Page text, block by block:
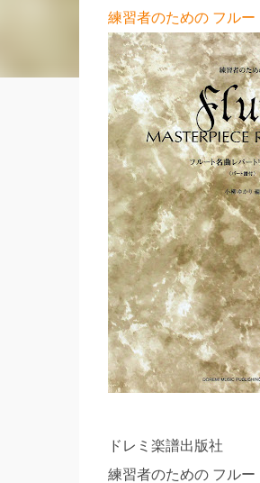
練習者のための フル
ドレミ楽譜出版社
練習者のための フルー